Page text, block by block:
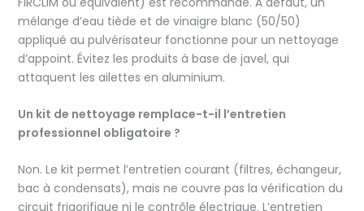
mélange d’eau tiède et de vinaigre blanc (50/50)
appliqué au pulvérisateur fonctionne pour un nettoyage
d’appoint. Évitez les produits à base de javel, qui
attaquent les ailettes en aluminium.
Un kit de nettoyage remplace-t-il l’entretien
professionnel obligatoire ?
Non. Le kit permet l’entretien courant (filtres, échangeur,
bac à condensats), mais ne couvre pas la vérification du
circuit frigorifique ni le contrôle électrique. L’entretien